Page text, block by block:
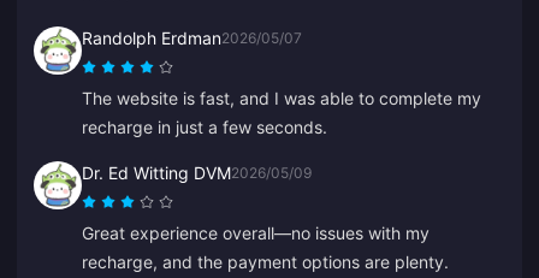
Randolph Erdman2026/05/07
The website is fast, and I was able to complete my
recharge in just a few seconds.
Dr. Ed Witting DVM2026/05/09
Great experience overall—no issues with my
recharge, and the payment options are plenty.